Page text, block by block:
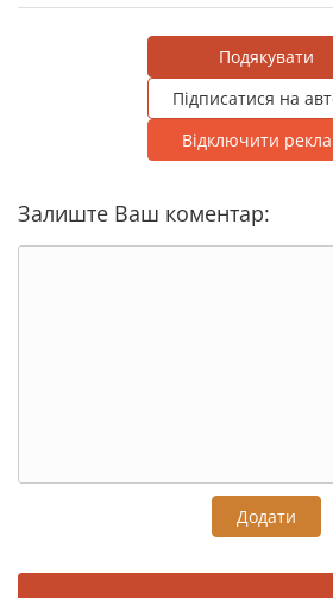
Подякувати
Підписатися на
Відключити
Залиште Ваш коментар:
Додати